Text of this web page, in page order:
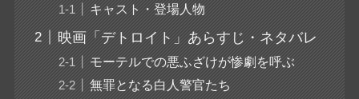
キャスト・登場人物
映画「デトロイト」あらすじ・ネタバレ
モーテルでの悪ふざけが惨劇を呼ぶ
無罪となる白人警官たち